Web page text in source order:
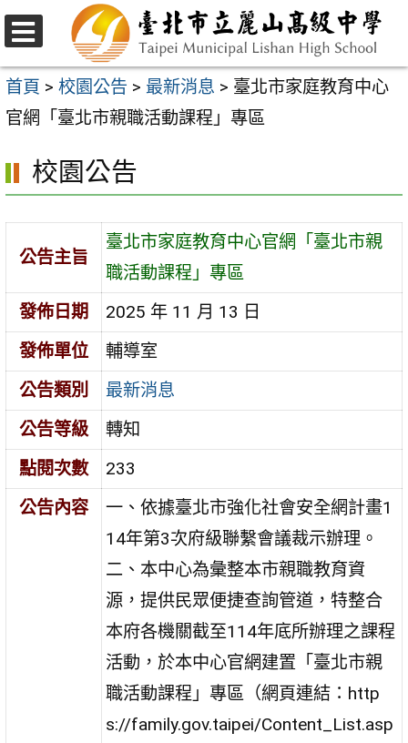
跳
至
主
要
容
區
選
單
首頁 > 校園公告 > 最新消息 > 臺北市家庭教育中心
官網「臺北市親職活動課程」專區
校園公告
公告主旨
臺北市家庭教育中心官網「臺北市親
職活動課程」專區
發佈日期
2025 年 11 月 13 日
發佈單位
輔導室
公告類別
最新消息
公告等級
轉知
點閱次數
233
公告內容
一、依據臺北市強化社會安全網計畫1
14年第3次府級聯繫會議裁示辦理。
二、本中心為彙整本市親職教育資
源，提供民眾便捷查詢管道，特整合
本府各機關截至114年底所辦理之課程
活動，於本中心官網建置「臺北市親
職活動課程」專區（網頁連結：http
s://family.gov.taipei/Content_List.asp